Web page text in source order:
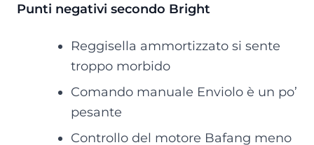
Punti negativi secondo Bright
Reggisella ammortizzato si sente
troppo morbido
Comando manuale Enviolo è un po’
pesante
Controllo del motore Bafang meno